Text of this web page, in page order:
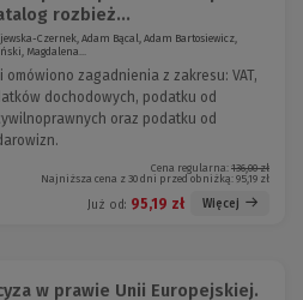
rozbież...
Czernek, Adam Bącal, Adam Bartosiewicz,
Magdalena...
omówiono zagadnienia z zakresu: VAT,
dochodowych, podatku od
oraz podatku od
Cena regularna: 136,00 zł
Najniższa cena z 30 dni przed obniżką: 95,19 zł
Już od: 95,19 zł Więcej
w prawie Unii Europejskiej.